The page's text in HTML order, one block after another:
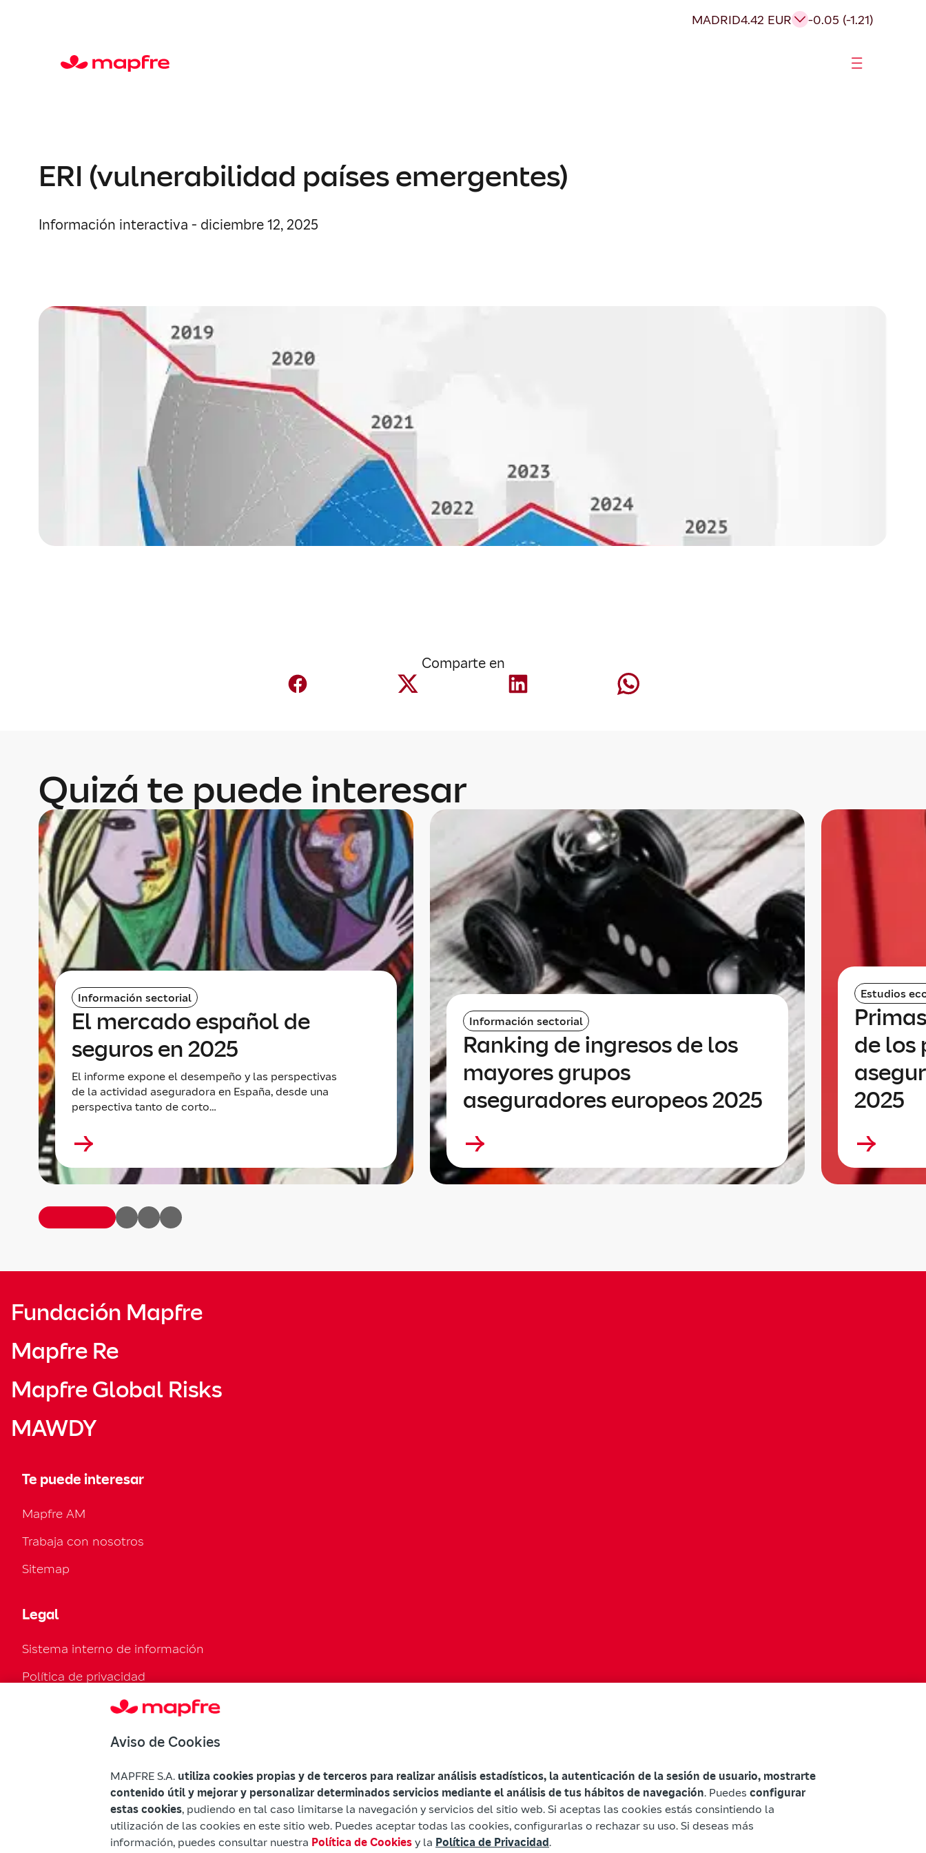
MADRID4.42 EUR -0.05 (-1.21)
ERI (vulnerabilidad países emergentes)
Información interactiva - diciembre 12, 2025
Comparte en
Quizá te puede interesar
Información sectorial
El mercado español de
seguros en 2025
El informe expone el desempeño y las perspectivas
de la actividad aseguradora en España, desde una
perspectiva tanto de corto…
Información sectorial
Ranking de ingresos de los
mayores grupos
aseguradores europeos 2025
Estudios
de los
2025
Fundación Mapfre
Mapfre Re
Mapfre Global Risks
MAWDY
Te puede interesar
Mapfre AM
Trabaja con nosotros
Sitemap
Legal
Sistema interno de información
Política de privacidad
Política de cookies
Declaración de accesibilidad
Advertencias Mapfre
Aviso de Cookies
MAPFRE S.A. utiliza cookies propias y de terceros para realizar análisis estadísticos, la autenticación de la sesión de usuario, mostrarte
contenido útil y mejorar y personalizar determinados servicios mediante el análisis de tus hábitos de navegación. Puedes configurar
estas cookies, pudiendo en tal caso limitarse la navegación y servicios del sitio web. Si aceptas las cookies estás consintiendo la
utilización de las cookies en este sitio web. Puedes aceptar todas las cookies, configurarlas o rechazar su uso. Si deseas más
información, puedes consultar nuestra Política de Cookies y la Política de Privacidad.